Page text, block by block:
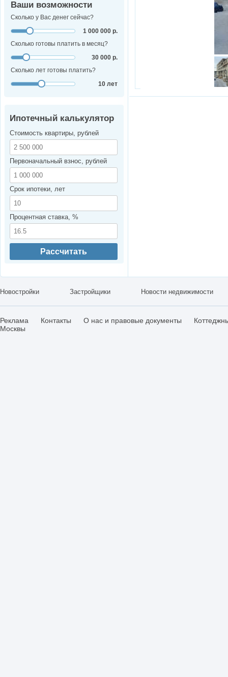
Ваши возможности
Сколько у Вас денег сейчас?
1 000 000 р.
Сколько готовы платить в месяц?
30 000 р.
Сколько лет готовы платить?
10 лет
Ипотечный калькулятор
Стоимость квартиры, рублей
Первоначальный взнос, рублей
Срок ипотеки, лет
Процентная ставка, %
Рассчитать
Новостройки Застройщики Новости недвижимости
Реклама Контакты О нас и правовые документы
Москвы